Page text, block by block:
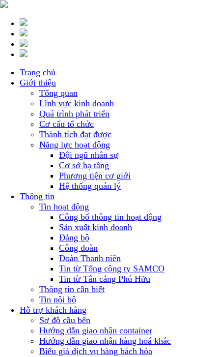
Trang chủ
Giới thiệu
Tổng quan
Lĩnh vực kinh doanh
Quá trình phát triển
Cơ cấu tổ chức
Thành tích đạt được
Năng lực hoạt động
Đội ngũ nhân sự
Cơ sở hạ tầng
Phương tiện cơ giới
Hệ thống quản lý
Thông tin
Tin hoạt động
Công bố thông tin hoạt động
Sản xuất kinh doanh
Đảng bộ
Công đoàn
Đoàn Thanh niên
Tin từ Tổng công ty SAMCO
Tin từ Tân cảng Phú Hữu
Thông tin cần biết
Tin nội bộ
Hỗ trợ khách hàng
Sơ đồ cầu bến
Hướng dẫn giao nhận container
Hướng dẫn giao nhận hàng hoá khác
Biểu giá dịch vụ hàng bách hóa